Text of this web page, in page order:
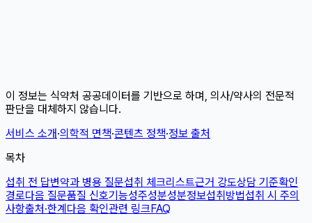
이 정보는 식약처 공공데이터를 기반으로 하며, 의사/약사의 전문적
판단을 대체하지 않습니다.
서비스 소개·의학적 면책·콘텐츠 정책·정보 출처
목차
섭취 전 답변약과 병용 질문섭취 체크리스트근거 강도상담 기준확인
경로다음 질문품질 신호기능성주성분성분정보섭취방법섭취 시 주의
사항출처·한계다음 확인관련 링크FAQ